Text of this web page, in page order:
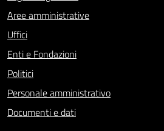
Aree amministrative
Uffici
Enti e Fondazioni
Politici
Personale amministrativo
Documenti e dati